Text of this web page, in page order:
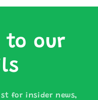
to our
for insider news,